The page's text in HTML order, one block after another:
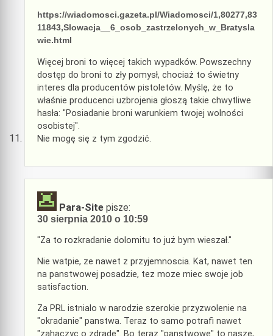
https://wiadomosci.gazeta.pl/Wiadomosci/1,80277,83
11843,Slowacja__6_osob_zastrzelonych_w_Bratysla
wie.html
Więcej broni to więcej takich wypadków. Powszechny
dostęp do broni to zły pomysł, chociaż to świetny
interes dla producentów pistoletów. Myślę, że to
właśnie producenci uzbrojenia głoszą takie chwytliwe
hasła: "Posiadanie broni warunkiem twojej wolności
osobistej".
Nie mogę się z tym zgodzić.
Para-Site pisze:
30 sierpnia 2010 o 10:59
"Za to rozkradanie dolomitu to już bym wieszał."
Nie watpie, ze nawet z przyjemnoscia. Kat, nawet ten
na panstwowej posadzie, tez moze miec swoje job
satisfaction.
Za PRL istnialo w narodzie szerokie przyzwolenie na
"okradanie" panstwa. Teraz to samo potrafi nawet